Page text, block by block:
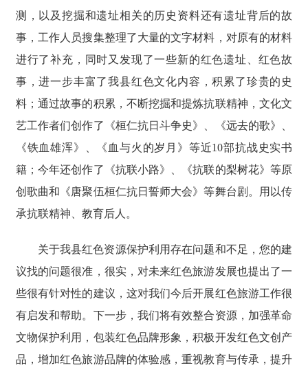
测，以及挖掘和遗址相关的历史资料还有遗址背后的故
事，工作人员搜集整理了大量的文字材料，对原有的材料
进行了补充，同时又发现了一些新的红色遗址、红色故
事，进一步丰富了我县红色文化内容，积累了珍贵的史
料；通过故事的积累，不断挖掘和提炼抗联精神，文化文
艺工作者们创作了《桓仁抗日斗争史》、《远去的歌》、
《铁血雄浑》、《血与火的岁月》等近10部抗战史实书
籍；今年还创作了《抗联小路》、《抗联的梨树花》等原
创歌曲和《唐聚伍桓仁抗日誓师大会》等舞台剧。用以传
承抗联精神、教育后人。
关于我县红色资源保护利用存在问题和不足，您的建
议找的问题很准，很实，对未来红色旅游发展也提出了一
些很有针对性的建议，这对我们今后开展红色旅游工作很
有启发和帮助。下一步，我们将有效整合资源，加强革命
文物保护利用，包装红色品牌形象，积极开发红色文创产
品，增加红色旅游品牌的体验感，重视教育与传承，提升